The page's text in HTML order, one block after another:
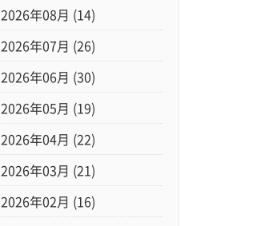
2026年08月 (14)
2026年07月 (26)
2026年06月 (30)
2026年05月 (19)
2026年04月 (22)
2026年03月 (21)
2026年02月 (16)